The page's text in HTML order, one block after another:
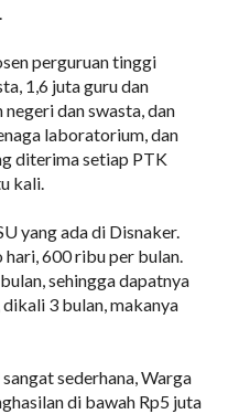
perguruan tinggi
1,6 juta guru dan
dan swasta, dan
laboratorium, dan
diterima setiap PTK
kali.
yang ada di Disnaker.
600 ribu per bulan.
sehingga dapatnya
3 bulan, makanya
sederhana, Warga
di bawah Rp5 juta